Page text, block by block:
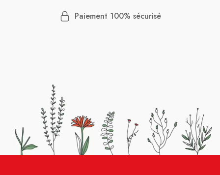
Paiement 100% sécurisé